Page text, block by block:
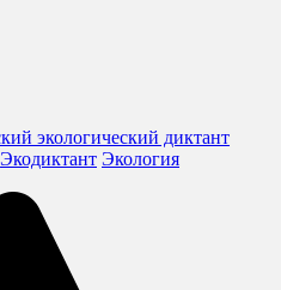
экологический диктант
Экодиктант Экология